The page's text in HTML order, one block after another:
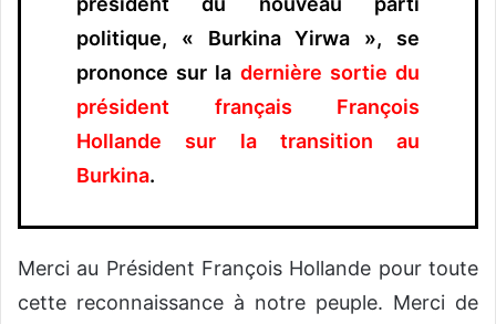
politique, « Burkina Yirwa », se
prononce sur la dernière sortie du
président français François
Hollande sur la transition au
Burkina.
Merci au Président François Hollande pour toute
cette reconnaissance à notre peuple. Merci de